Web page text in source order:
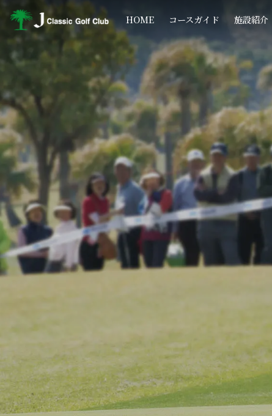
ツ
ス
キ
ッ
プ
シ
ン
に
移
動
HOME コースガイド 施設紹介